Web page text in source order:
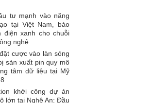
tư mạnh vào năng
tại Việt Nam, bảo
điện xanh cho chuỗi
nghệ
cược vào làn sóng
sản xuất pin quy mô
tâm dữ liệu tại Mỹ
khởi công dự án
lớn tại Nghệ An: Đầu